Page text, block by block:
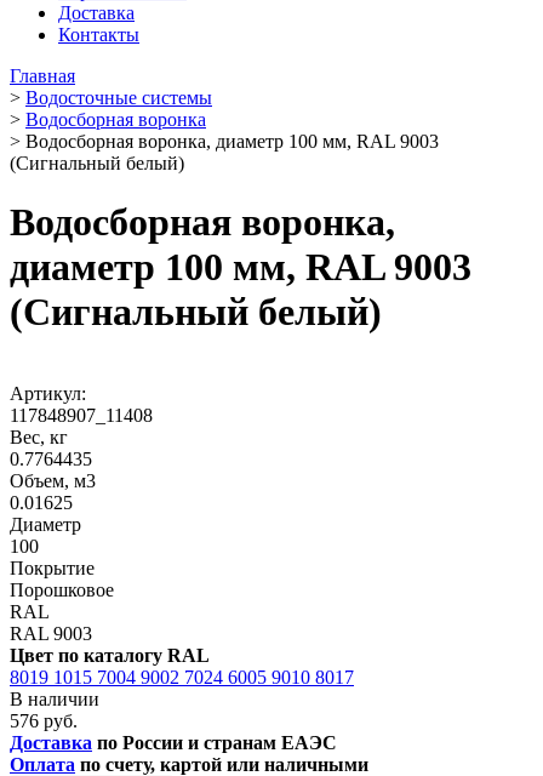
Доставка
Контакты
Главная
> Водосточные системы
> Водосборная воронка
> Водосборная воронка, диаметр 100 мм, RAL 9003
(Сигнальный белый)
Водосборная воронка,
диаметр 100 мм, RAL 9003
(Сигнальный белый)
Артикул:
117848907_11408
Вес, кг
0.7764435
Объем, м3
0.01625
Диаметр
100
Покрытие
Порошковое
RAL
RAL 9003
Цвет по каталогу RAL
8019 1015 7004 9002 7024 6005 9010 8017
В наличии
576 руб.
Доставка по России и странам ЕАЭС
Оплата по счету, картой или наличными